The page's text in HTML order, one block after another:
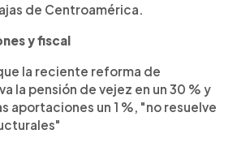
de Centroamérica.
y fiscal
la reciente reforma de
la pensión de vejez en un 30 % y
aportaciones un 1 %, "no resuelve